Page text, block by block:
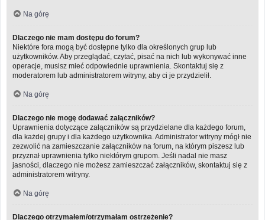
Na górę
Dlaczego nie mam dostępu do forum?
Niektóre fora mogą być dostępne tylko dla określonych grup lub
użytkowników. Aby przeglądać, czytać, pisać na nich lub wykonywać inne
operacje, musisz mieć odpowiednie uprawnienia. Skontaktuj się z
moderatorem lub administratorem witryny, aby ci je przydzielił.
Na górę
Dlaczego nie mogę dodawać załączników?
Uprawnienia dotyczące załączników są przydzielane dla każdego forum,
dla każdej grupy i dla każdego użytkownika. Administrator witryny mógł nie
zezwolić na zamieszczanie załączników na forum, na którym piszesz lub
przyznał uprawnienia tylko niektórym grupom. Jeśli nadal nie masz
jasności, dlaczego nie możesz zamieszczać załączników, skontaktuj się z
administratorem witryny.
Na górę
Dlaczego otrzymałem/otrzymałam ostrzeżenie?